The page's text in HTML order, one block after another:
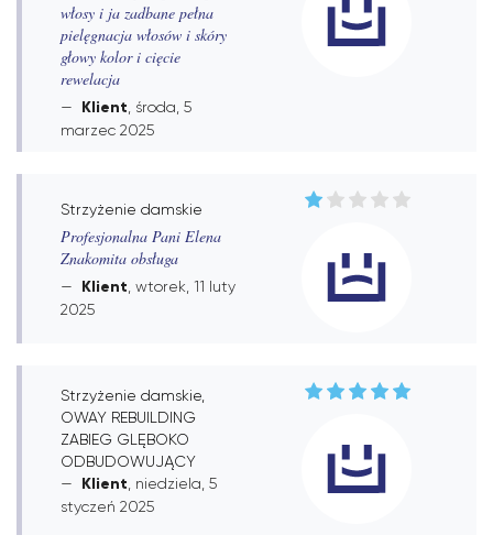
włosy i ja zadbane pełna
pielęgnacja włosów i skóry
głowy kolor i cięcie
rewelacja
Klient , środa, 5
marzec 2025
Strzyżenie damskie
Profesjonalna Pani Elena
Znakomita obsługa
Klient , wtorek, 11 luty
2025
Strzyżenie damskie,
OWAY REBUILDING
ZABIEG GLĘBOKO
ODBUDOWUJĄCY
Klient , niedziela, 5
styczeń 2025